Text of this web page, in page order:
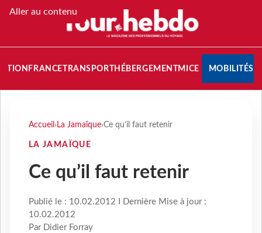
Aller au contenu
FRANCETRANSPORT HÉBERGEMENTMICE MOBILITÉS
Accueil › La Jamaïque›Ce qu’il faut retenir
LA JAMAÏQUE
Ce qu’il faut retenir
Publié le : 10.02.2012 I Dernière Mise à jour :
10.02.2012
Par Didier Forray